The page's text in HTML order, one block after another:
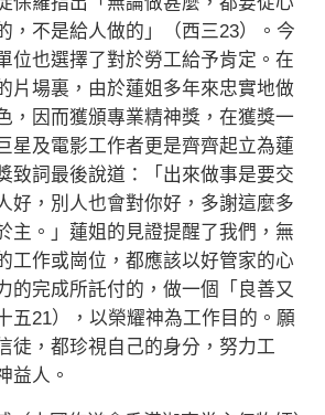
，不是給人做的」（西三23）。今
位也選擇了對於勞工給予肯定。在
片場裏，由於蓮姐多年來忠實地做
，因而獲頒專業精神獎，在獲獎一
星及電影工作者更是齊齊起立為蓮
致詞最後說道：「出來做事是要交
好，別人也會對你好，多謝這麼多
主。」蓮姐的見證提醒了我們，無
工作或崗位，都應該以好管家的心
的完成所託付的，做一個「良善又
五21），以榮耀神為工作目的。願
徒，都珍視自己的身分，努力工
益人。